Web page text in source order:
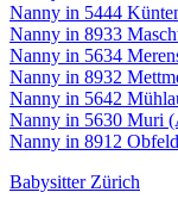
Nanny in 5444
Nanny in 8933
Nanny in 5634
Nanny in 8932
Nanny in 5642
Nanny in 5630 Muri
Nanny in 8912
Babysitter Zürich